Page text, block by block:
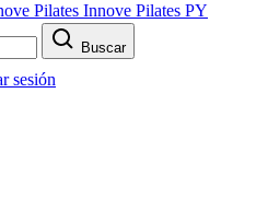
Innove Pilates PY
Buscar
sesión